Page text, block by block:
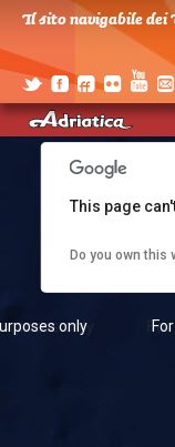
Il sito navigabile dei
only
This page
Do you own this